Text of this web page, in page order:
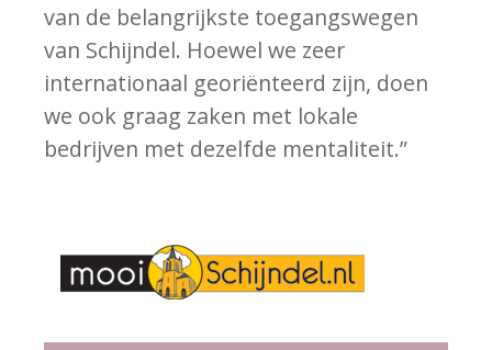
van de belangrijkste toegangswegen
van Schijndel. Hoewel we zeer
internationaal georiënteerd zijn, doen
we ook graag zaken met lokale
bedrijven met dezelfde mentaliteit.”